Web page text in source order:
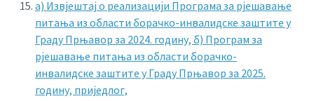
а) Извјештај о реализацији Програма за рјешавање
питања из области борачко-инвалидске заштите у
Граду Прњавор за 2024. годину, б) Програм за
рјешавање питања из области борачко-
инвалидске заштите у Граду Прњавор за 2025.
годину, приједлог,